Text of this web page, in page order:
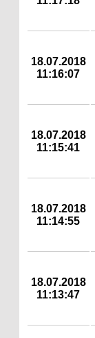
18.07.2018
11:16:07
18.07.2018
11:15:41
18.07.2018
11:14:55
18.07.2018
11:13:47